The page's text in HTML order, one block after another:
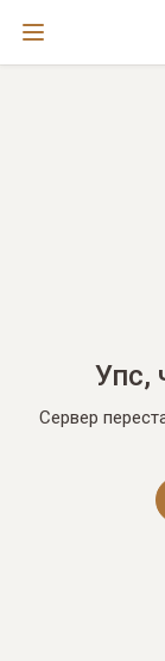
Упс,
Сервер